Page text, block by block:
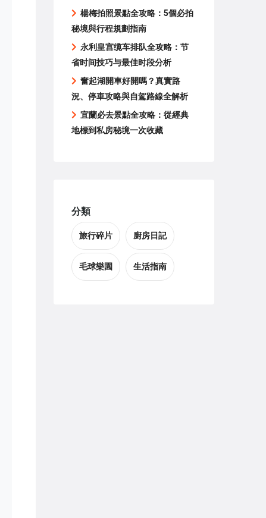
楊梅拍照景點全攻略：5個必拍
秘境與行程規劃指南
永利皇宫缆车排队全攻略：节
省时间技巧与最佳时段分析
奮起湖開車好開嗎？真實路
況、停車攻略與自駕路線全解析
宜蘭必去景點全攻略：從經典
地標到私房秘境一次收藏
分類
旅行碎片 廚房日記
毛球樂園 生活指南